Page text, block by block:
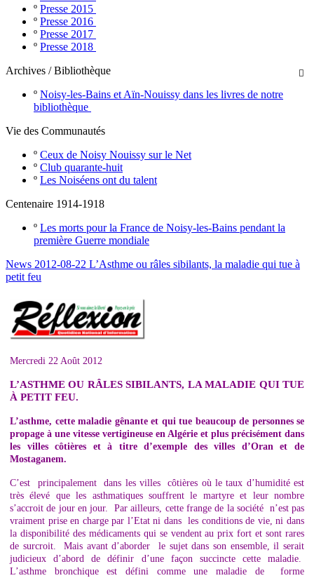
º Presse 2015
º Presse 2016
º Presse 2017
º Presse 2018

Archives / Bibliothèque
º Noisy-les-Bains et Aïn-Nouissy dans les livres de notre
bibliothèque
Vie des Communautés
º Ceux de Noisy Nouissy sur le Net
º Club quarante-huit
º Les Noiséens ont du talent
Centenaire 1914-1918
º Les morts pour la France de Noisy-les-Bains pendant la
première Guerre mondiale
News 2012-08-22 L’Asthme ou râles sibilants, la maladie qui tue à
petit feu
Mercredi 22 Août 2012
L’ASTHME OU RÂLES SIBILANTS, LA MALADIE QUI TUE
À PETIT FEU.
L’asthme, cette maladie gênante et qui tue beaucoup de personnes se
propage à une vitesse vertigineuse en Algérie et plus précisément dans
les villes côtières et à titre d’exemple des villes d’Oran et de
Mostaganem.
C’est principalement dans les villes côtières où le taux d’humidité est
très élevé que les asthmatiques souffrent le martyre et leur nombre
s’accroit de jour en jour. Par ailleurs, cette frange de la société n’est pas
vraiment prise en charge par l’Etat ni dans les conditions de vie, ni dans
la disponibilité des médicaments qui se vendent au prix fort et sont rares
de surcroit. Mais avant d’aborder le sujet dans son ensemble, il serait
judicieux d’abord de définir d’une façon succincte cette maladie.
L’asthme bronchique est défini comme une maladie de forme